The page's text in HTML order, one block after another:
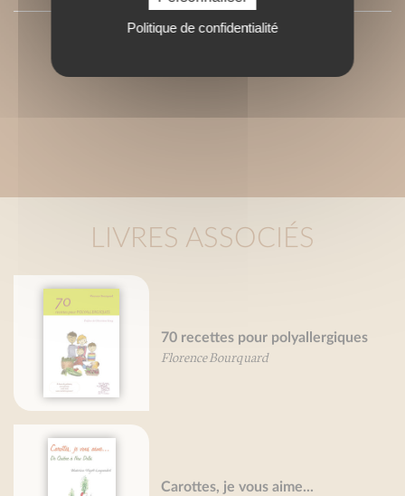
LIVRES ASSOCIÉS
70 recettes pour polyallergiques
Florence Bourquard
Carottes, je vous aime...
Politique de confidentialité